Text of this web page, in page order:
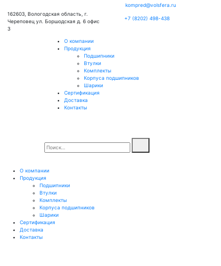
162603, Вологодская область, г.
Череповец ул. Боршодская д. 6 офис
3
kompred@volsfera.ru
+7 (8202) 498-438
О компании
Продукция
Подшипники
Втулки
Комплекты
Корпуса подшипников
Шарики
Сертификация
Доставка
Контакты
О компании
Продукция
Подшипники
Втулки
Комплекты
Корпуса подшипников
Шарики
Сертификация
Доставка
Контакты